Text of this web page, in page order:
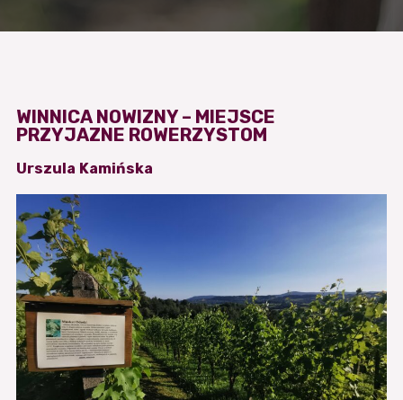
WINNICA NOWIZNY – MIEJSCE
PRZYJAZNE ROWERZYSTOM
Urszula Kamińska